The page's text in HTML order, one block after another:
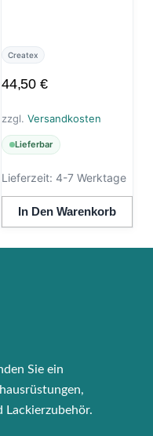
Createx
44,50 €
zzgl. Versandkosten
Lieferbar
Lieferzeit: 4-7 Werktage
In Den Warenkorb
Sie ein
Lackierzubehör.